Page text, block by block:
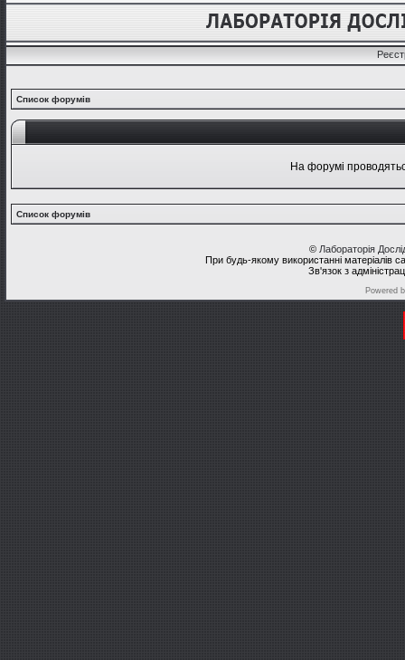
Список форумів
На форумі
Список форумів
© Лабораторія
При будь-якому використанні матеріалів
Зв'язок з
Powered